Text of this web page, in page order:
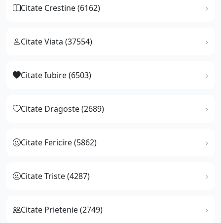
Citate Crestine (6162)
Citate Viata (37554)
Citate Iubire (6503)
Citate Dragoste (2689)
Citate Fericire (5862)
Citate Triste (4287)
Citate Prietenie (2749)